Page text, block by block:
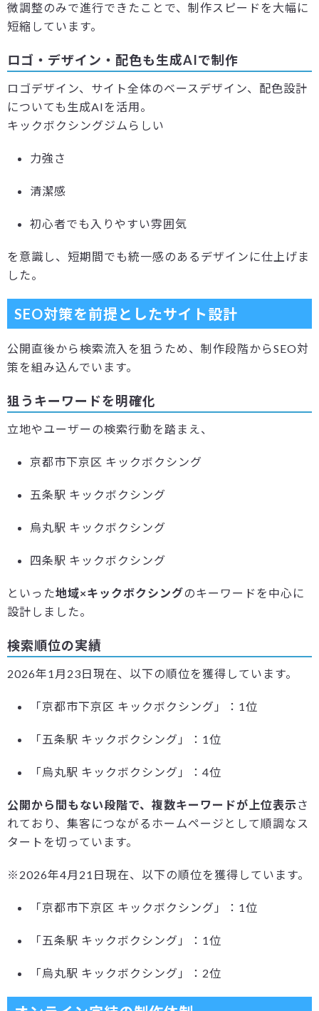
微調整のみで進行できたことで、制作スピードを大幅に
短縮しています。
ロゴ・デザイン・配色も生成AIで制作
ロゴデザイン、サイト全体のベースデザイン、配色設計
についても生成AIを活用。
キックボクシングジムらしい
力強さ
清潔感
初心者でも入りやすい雰囲気
を意識し、短期間でも統一感のあるデザインに仕上げま
した。
SEO対策を前提としたサイト設計
公開直後から検索流入を狙うため、制作段階からSEO対
策を組み込んでいます。
狙うキーワードを明確化
立地やユーザーの検索行動を踏まえ、
京都市下京区 キックボクシング
五条駅 キックボクシング
烏丸駅 キックボクシング
四条駅 キックボクシング
といった地域×キックボクシングのキーワードを中心に
設計しました。
検索順位の実績
2026年1月23日現在、以下の順位を獲得しています。
「京都市下京区 キックボクシング」：1位
「五条駅 キックボクシング」：1位
「烏丸駅 キックボクシング」：4位
公開から間もない段階で、複数キーワードが上位表示さ
れており、集客につながるホームページとして順調なス
タートを切っています。
※2026年4月21日現在、以下の順位を獲得しています。
「京都市下京区 キックボクシング」：1位
「五条駅 キックボクシング」：1位
「烏丸駅 キックボクシング」：2位